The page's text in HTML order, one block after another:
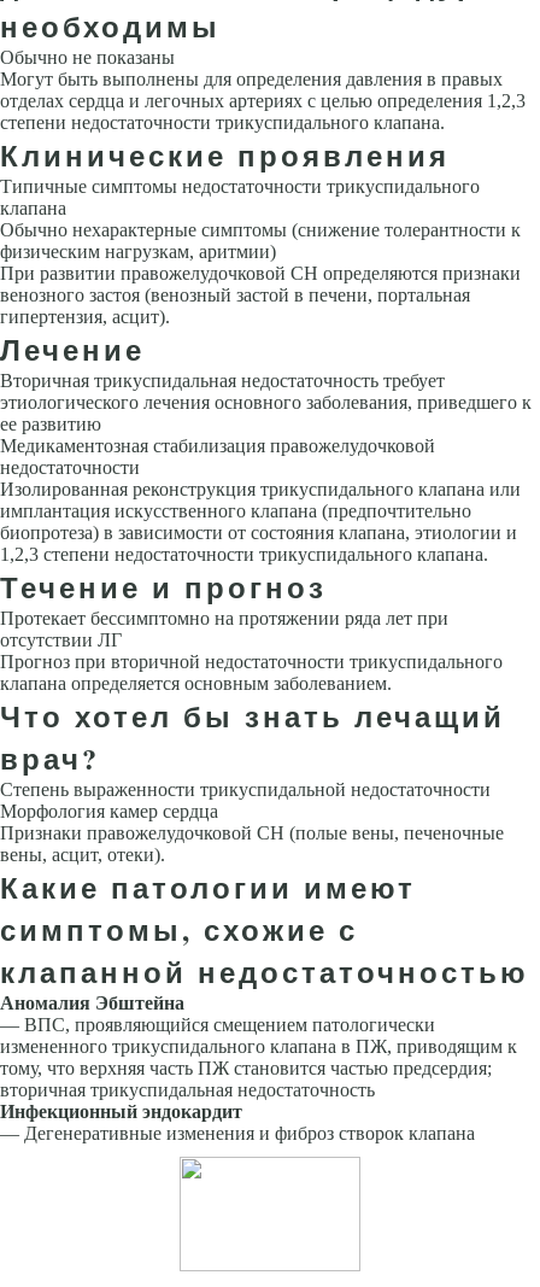
необходимы
Обычно не показаны
Могут быть выполнены для определения давления в правых
отделах сердца и легочных артериях с целью определения 1,2,3
степени недостаточности трикуспидального клапана.
Клинические проявления
Типичные симптомы недостаточности трикуспидального
клапана
Обычно нехарактерные симптомы (снижение толерантности к
физиче­ским нагрузкам, аритмии)
При развитии правожелудочковой СН опре­деляются признаки
венозного застоя (венозный застой в печени, порталь­ная
гипертензия, асцит).
Лечение
Вторичная трикуспидальная недостаточность требует
этиологического лечения основного заболевания, приведшего к
ее развитию
Медика­ментозная стабилизация правожелудочковой
недостаточности
Изоли­рованная реконструкция трикуспидального клапана или
имплантация искусственного клапана (предпочтительно
биопротеза) в зависимости от состояния клапана, этиологии и
1,2,3 степени недостаточности трикуспидального клапана.
Течение и прогноз
Протекает бессимптомно на протяжении ряда лет при
отсутствии ЛГ
Прогноз при вторичной недостаточности трикуспидального
клапана определяется основным заболеванием.
Что хотел бы знать лечащий
врач?
Степень выраженности трикуспидальной недостаточности
Морфология камер сердца
Признаки правожелудочковой СН (полые вены, пече­ночные
вены, асцит, отеки).
Какие патологии имеют
симптомы, схожие с
клапанной недостаточностью
Аномалия Эбштейна
— ВПС, проявляющийся смещением патологи­чески
измененного трикуспидального кла­пана в ПЖ, приводящим к
тому, что верхняя часть ПЖ становится частью предсердия;
вторичная трикуспидальная недостаточность
Инфекционный эндокардит
— Дегенеративные изменения и фиброз створок клапана